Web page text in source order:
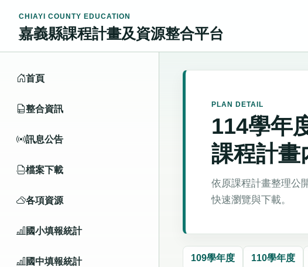
CHIAYI COUNTY EDUCATION
嘉義縣課程計畫及資源整合平台
首頁
整合資訊
訊息公告
檔案下載
各項資源
國小填報統計
國中填報統計
PLAN DETAIL
114學年
課程計畫
依原課程計畫整理公
快速瀏覽與下載。
109學年度 110學年度